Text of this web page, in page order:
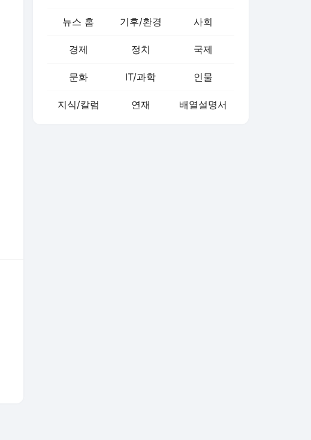
뉴스 홈 기후/환경 사회
경제 정치 국제
문화 IT/과학 인물
지식/칼럼 연재 배열설명서